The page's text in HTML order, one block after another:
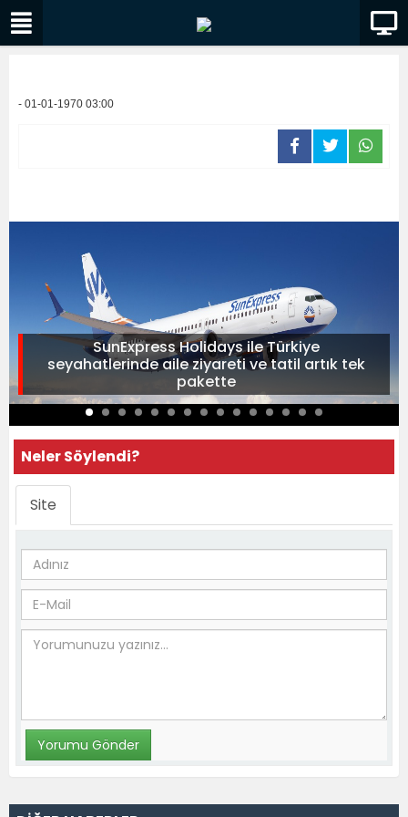
- 01-01-1970 03:00
SunExpress Holidays ile Türkiye
seyahatlerinde aile ziyareti ve tatil artık tek
pakette
Neler Söylendi?
Site